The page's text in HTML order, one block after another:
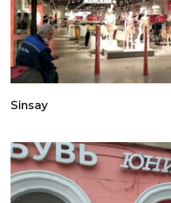
Sinsay